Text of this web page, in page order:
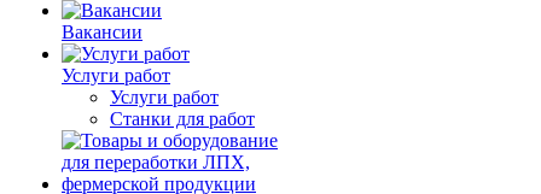
Вакансии
Услуги работ
Услуги работ
Станки для работ